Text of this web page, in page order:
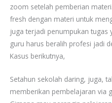
zoom setelah pemberian
fresh dengan materi untuk
juga terjadi penumpukan tugas
guru harus beralih profesi jadi
Kasus berikutnya,
Setahun sekolah daring, juga,
memberikan pembelajaran via